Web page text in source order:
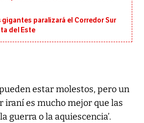
paralizará el Corredor Sur
del Este
estar molestos, pero un
iraní es mucho mejor que las
guerra o la aquiescencia’.